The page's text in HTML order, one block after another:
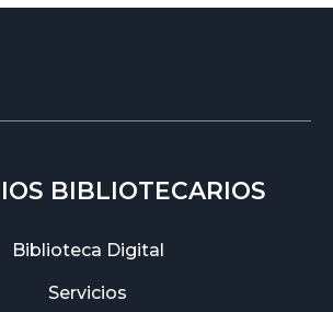
BIBLIOTECARIOS
Biblioteca Digital
Servicios